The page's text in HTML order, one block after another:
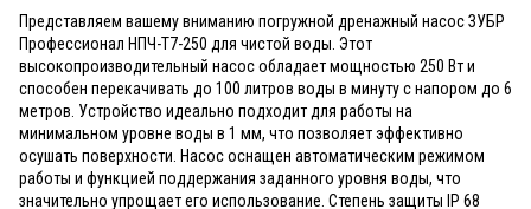
Представляем вашему вниманию погружной дренажный насос ЗУБР
Профессионал НПЧ-Т7-250 для чистой воды. Этот
высокопроизводительный насос обладает мощностью 250 Вт и
способен перекачивать до 100 литров воды в минуту с напором до 6
метров. Устройство идеально подходит для работы на
минимальном уровне воды в 1 мм, что позволяет эффективно
осушать поверхности. Насос оснащен автоматическим режимом
работы и функцией поддержания заданного уровня воды, что
значительно упрощает его использование. Степень защиты IP 68